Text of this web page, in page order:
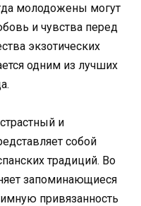
молодожены могут
и чувства перед
экзотических
одним из лучших
и
собой
традиций. Во
запоминающиеся
привязанность